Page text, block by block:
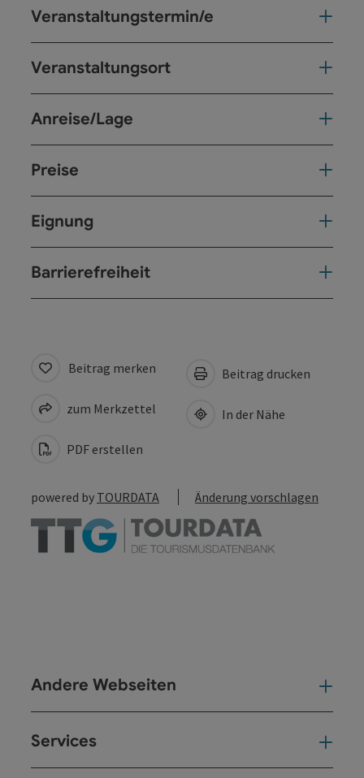
Veranstaltungstermin/e
Veranstaltungsort
Anreise/Lage
Preise
Eignung
Barrierefreiheit
Beitrag merken
zum Merkzettel
PDF erstellen
Beitrag drucken
In der Nähe
powered by TOURDATA Änderung vorschlagen
Andere Webseiten
Services